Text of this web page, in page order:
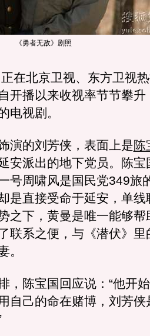
《勇者无敌》剧照
北京卫视、东方卫视热
开播以来收视率节节攀升
电视剧。
的刘芳侠，表面上是陈
安派出的地下党员。陈宝
号周啸风是国民党349旅
是直接受命于延安，单线
之下，黄曼是唯一能够
联系之便，与《潜伏》
。
陈宝国回应说：“他开
自己的命在赌博，刘芳侠